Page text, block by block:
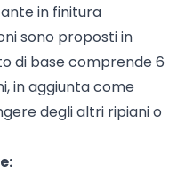
in finitura
sono proposti in
di base comprende 6
in aggiunta come
degli altri ripiani o